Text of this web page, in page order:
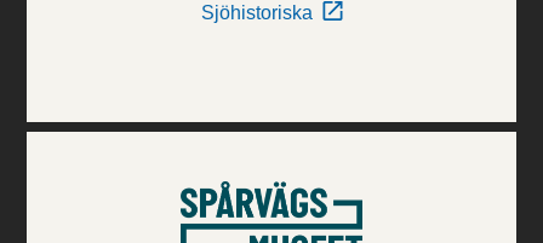
Sjöhistoriska